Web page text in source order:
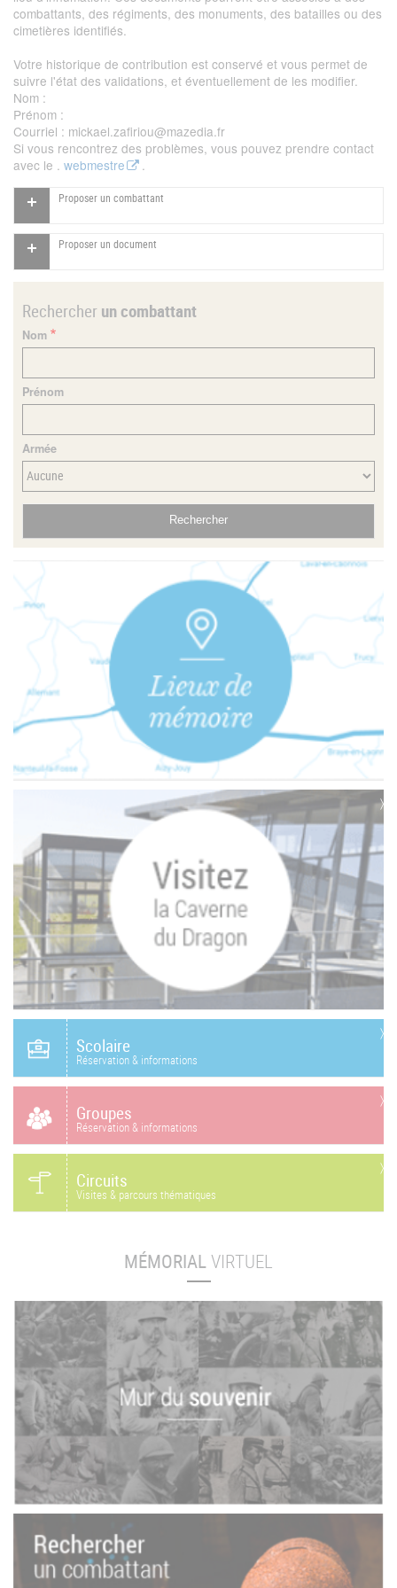
combattants, des régiments, des monuments, des batailles ou des
cimetières identifiés.
Votre historique de contribution est conservé et vous permet de
suivre l'état des validations, et éventuellement de les modifier.
Nom :
Prénom :
Courriel : mickael.zafiriou@mazedia.fr
Si vous rencontrez des problèmes, vous pouvez prendre contact
avec le . webmestre .
Proposer un combattant
Proposer un document
Rechercher un combattant
Nom
Prénom
Armée
Scolaire
Réservation & informations
Groupes
Réservation & informations
Circuits
Visites & parcours thématiques
MÉMORIALVIRTUEL